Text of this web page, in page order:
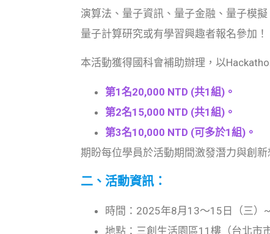
演算法、量子資訊、量子金融、量子模
量子計算研究或有學習興趣者報名參加！
本活動獲得國科會補助辦理，以
第1名20,000 NTD (共1組)。
第2名15,000 NTD (共1組)。
第3名10,000 NTD (可多於1組)。
期盼每位學員於活動期間激發潛力與創
二、活動資訊：
時間：2025年8月13〜15日（三）
地點：三創生活園區11樓（台北市